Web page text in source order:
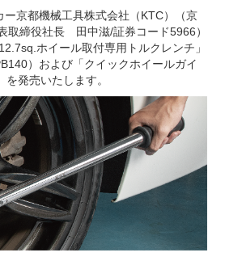
京都機械工具株式会社（KTC）（京
取締役社長 田中滋/証券コード5966）
ホイール取付専用トルクレンチ」
）および「クイックホイールガイ
を発売いたします。